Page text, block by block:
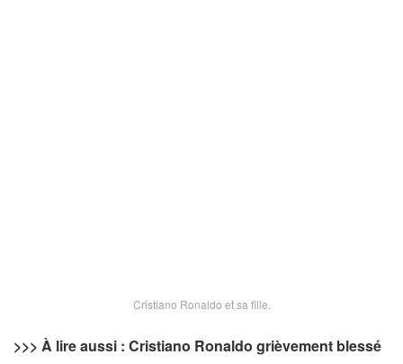
Cristiano Ronaldo et sa fille.
>>> À lire aussi : Cristiano Ronaldo grièvement blessé